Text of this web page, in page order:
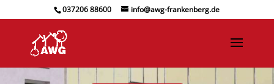
037206 88600 info@awg-frankenberg.de